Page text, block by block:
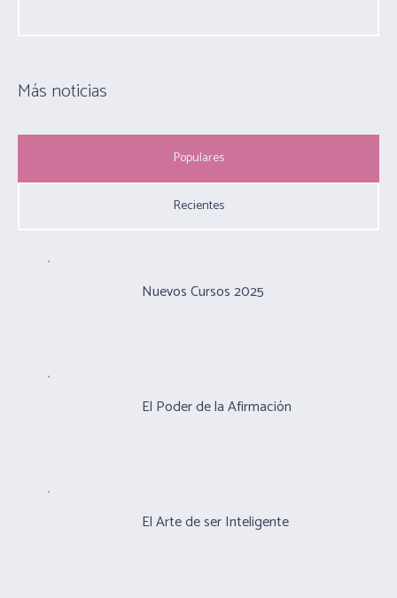
Más noticias
Populares
Recientes
Nuevos Cursos 2025
El Poder de la Afirmación
El Arte de ser Inteligente